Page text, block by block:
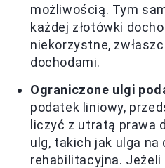
możliwością. Tym
każdej złotówki
niekorzystne,
dochodami.
Ograniczone ulgi
podatek liniowy,
liczyć z utratą prawa
ulg, takich jak ulga na
rehabilitacyjna. Jeżeli